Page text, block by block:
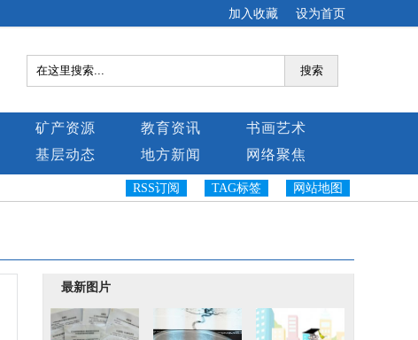
设为首页
加入收藏
搜索
矿产资源 教育资讯
书画艺术
基层动态 地方新闻
网络聚焦
网站地图
TAG标签
RSS订阅
最新图片